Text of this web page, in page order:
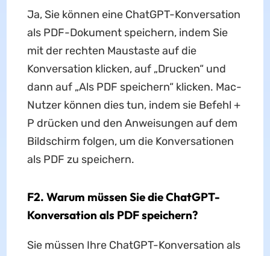
Ja, Sie können eine ChatGPT-Konversation
als PDF-Dokument speichern, indem Sie
mit der rechten Maustaste auf die
Konversation klicken, auf „Drucken“ und
dann auf „Als PDF speichern“ klicken. Mac-
Nutzer können dies tun, indem sie Befehl +
P drücken und den Anweisungen auf dem
Bildschirm folgen, um die Konversationen
als PDF zu speichern.
F2. Warum müssen Sie die ChatGPT-
Konversation als PDF speichern?
Sie müssen Ihre ChatGPT-Konversation als